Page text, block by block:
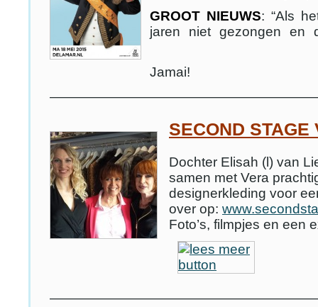
GROOT NIEUWS: “Als
jaren niet gezongen en
SECOND STAGE
Dochter Elisah (l) van
samen met Vera
designerkleding voor
over op:
Foto’s, filmpjes en een